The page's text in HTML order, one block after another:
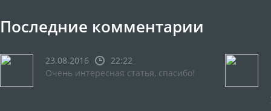
Последние комментарии
23.08.2016
22:22
Очень интересная статья, спасибо!